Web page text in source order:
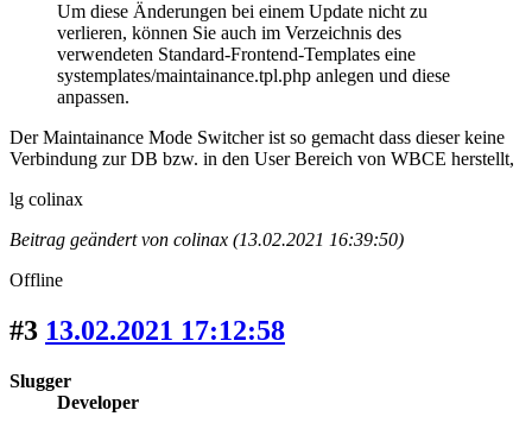
Um diese Änderungen bei einem Update nicht zu
verlieren, können Sie auch im Verzeichnis des
verwendeten Standard-Frontend-Templates eine
systemplates/maintainance.tpl.php anlegen und diese
anpassen.
Der Maintainance Mode Switcher ist so gemacht dass dieser keine
Verbindung zur DB bzw. in den User Bereich von WBCE herstellt,
lg colinax
Beitrag geändert von colinax (13.02.2021 16:39:50)
Offline
#3 13.02.2021 17:12:58
Slugger
Developer